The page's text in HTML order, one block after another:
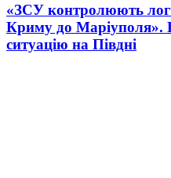
«ЗСУ контролюють
Криму до Маріуполя».
ситуацію на Півдні